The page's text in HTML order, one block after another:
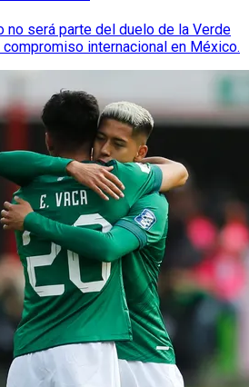
no será parte del duelo de la Verde
internacional en México.